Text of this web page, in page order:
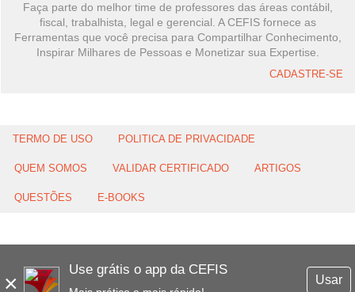
×
Use grátis o app da CEFIS
Usar
Faça parte do melhor time de professores das áreas contábil,
fiscal, trabalhista, legal e gerencial. A CEFIS fornece as
Ferramentas que você precisa para Compartilhar Conhecimento,
Inspirar Milhares de Pessoas e Monetizar sua Expertise.
CADASTRE-SE
TERMO DE USO POLITICA DE PRIVACIDADE
QUEM SOMOS VALIDAR CERTIFICADO ARTIGOS
QUESTÕES E-BOOKS